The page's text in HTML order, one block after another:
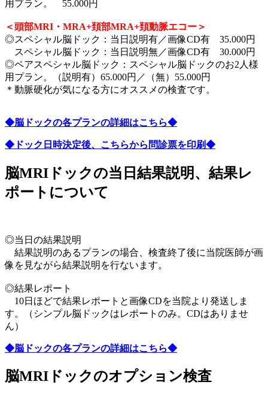
用プラン。 55.000円
＜頭部MRI・MRA+頚部MRA+頚動脈エコー＞
◎スペシャル脳ドック：当日説明有／画像CD有 35.000円
スペシャル脳ドック：当日説明無／画像CD有 30.000円
◎ペアスペシャル脳ドック：スペシャル脳ドックのお2人様
用プラン。（説明有）65.000円／（無）55.000円
＊動脈硬化が気になる方にオススメの検査です。
◆脳ドックの各プランの詳細はこちら◆
◆ドック日時決定後、こちらから問診票を印刷◆
脳MRIドックの当日結果説明、結果レ
ポートについて
◎当日の結果説明
結果説明のあるプランの場合、検査終了後に当院医師が画
像を見ながら結果説明を行ないます。
◎結果レポート
10日ほどで結果レポートと画像CDを当院より発送しま
す。（シンプル脳ドックはレポートのみ。CDはありませ
ん）
◆脳ドックの各プランの詳細はこちら◆
脳MRIドックのオプション検査